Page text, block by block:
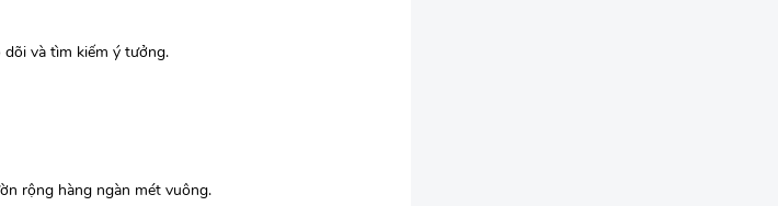
và tìm kiếm ý tưởng.
rộng hàng ngàn mét vuông.